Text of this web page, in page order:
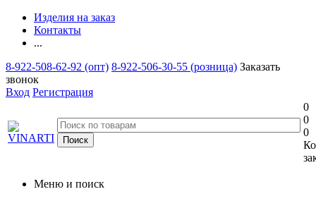
Изделия на заказ
Контакты
...
8-922-508-62-92 (опт) 8-922-506-30-55 (розница) Заказать
звонок
Вход Регистрация
0
0
0
Меню и поиск